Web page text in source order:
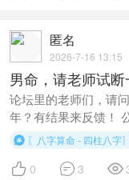
匿名
2026-7-16 13:15
男命，请老师试
论坛里的老师们，请
年？有结果来反馈！
 〖八字算命 - 四柱八字〗
 0  3 